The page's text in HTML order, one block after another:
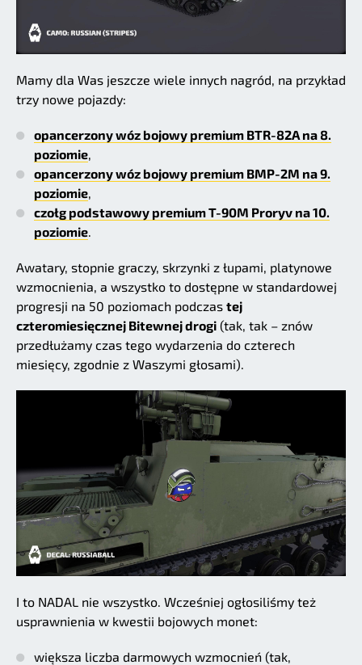
Mamy dla Was jeszcze wiele innych nagród, na przykład
trzy nowe pojazdy:
opancerzony wóz bojowy premium BTR-82A na 8.
poziomie,
opancerzony wóz bojowy premium BMP-2M na 9.
poziomie,
czołg podstawowy premium T-90M Proryv na 10.
poziomie.
Awatary, stopnie graczy, skrzynki z łupami, platynowe
wzmocnienia, a wszystko to dostępne w standardowej
progresji na 50 poziomach podczas tej
czteromiesięcznej Bitewnej drogi (tak, tak – znów
przedłużamy czas tego wydarzenia do czterech
miesięcy, zgodnie z Waszymi głosami).
I to NADAL nie wszystko. Wcześniej ogłosiliśmy też
usprawnienia w kwestii bojowych monet:
większa liczba darmowych wzmocnień (tak,